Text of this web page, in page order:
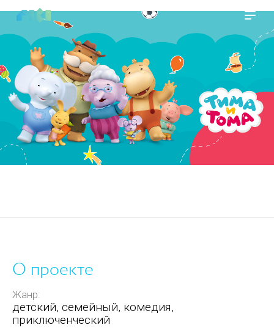
https://www.high-endrolex.com/45
О проекте
Жанр:
детский, семейный, комедия,
приключенческий